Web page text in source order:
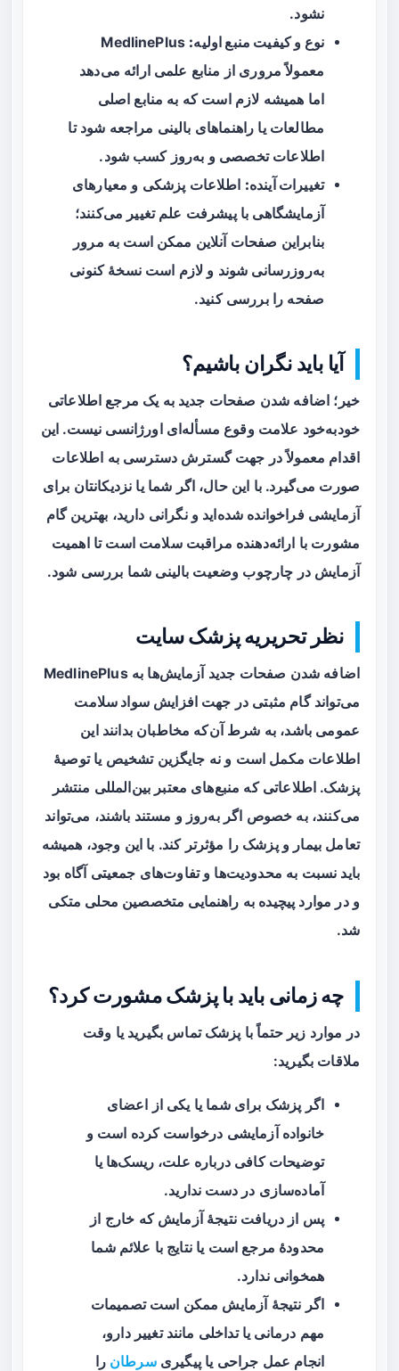
نشود.
نوع و کیفیت منبع اولیه: MedlinePlus
معمولاً مروری از منابع علمی ارائه می‌دهد
اما همیشه لازم است که به منابع اصلی
مطالعات یا راهنماهای بالینی مراجعه شود تا
اطلاعات تخصصی و به‌روز کسب شود.
تغییرات آینده: اطلاعات پزشکی و معیارهای
آزمایشگاهی با پیشرفت علم تغییر می‌کنند؛
بنابراین صفحات آنلاین ممکن است به مرور
به‌روزرسانی شوند و لازم است نسخهٔ کنونی
صفحه را بررسی کنید.
آیا باید نگران باشیم؟
خیر؛ اضافه شدن صفحات جدید به یک مرجع اطلاعاتی
خودبه‌خود علامت وقوع مسأله‌ای اورژانسی نیست. این
اقدام معمولاً در جهت گسترش دسترسی به اطلاعات
صورت می‌گیرد. با این حال، اگر شما یا نزدیکانتان برای
آزمایشی فراخوانده شده‌اید و نگرانی دارید، بهترین گام
مشورت با ارائه‌دهنده مراقبت سلامت است تا اهمیت
آزمایش در چارچوب وضعیت بالینی شما بررسی شود.
نظر تحریریه پزشک سایت
اضافه شدن صفحات جدید آزمایش‌ها به MedlinePlus
می‌تواند گام مثبتی در جهت افزایشسواد سلامت
عمومی باشد، به شرط آن‌که مخاطبان بدانند این
اطلاعات مکمل است و نه جایگزین تشخیص یا توصیهٔ
پزشک. اطلاعاتی که منبع‌های معتبر بین‌المللی منتشر
می‌کنند، به خصوص اگر به‌روز و مستند باشند، می‌تواند
تعامل بیمار و پزشک را مؤثرتر کند. با این وجود، همیشه
باید نسبت به محدودیت‌ها و تفاوت‌های جمعیتی آگاه بود
و در موارد پیچیده به راهنمایی متخصصین محلی متکی
شد.
چه زمانی باید با پزشک مشورت کرد؟
در موارد زیر حتماً با پزشک تماس بگیرید یا وقت
ملاقات بگیرید:
اگر پزشک برای شما یا یکی از اعضای
خانواده آزمایشی درخواست کرده است و
توضیحات کافی درباره علت، ریسک‌ها یا
آماده‌سازی در دست ندارید.
پس از دریافت نتیجهٔ آزمایش که خارج از
محدودهٔ مرجع است یا نتایج با علائم شما
همخوانی ندارد.
اگر نتیجهٔ آزمایش ممکن است تصمیمات
مهم درمانی یا تداخلی مانند تغییر دارو،
انجام عمل جراحی یا پیگیریسرطان را